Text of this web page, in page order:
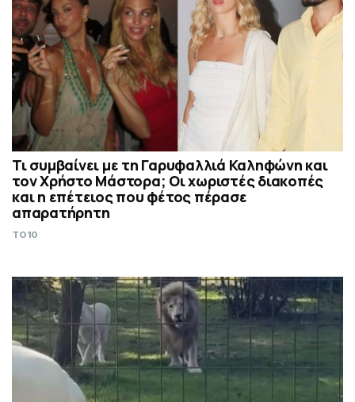
Τι συμβαίνει με τη Γαρυφαλλιά Καληφώνη και
τον Χρήστο Μάστορα; Οι χωριστές διακοπές
και η επέτειος που φέτος πέρασε
απαρατήρητη
TO10